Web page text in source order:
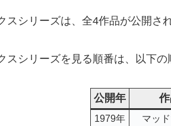
スシリーズは、全4作品が公開さ
スシリーズを見る順番は、以下の
公開年
1979年 マッ